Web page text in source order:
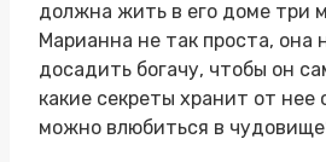
должна жить в его доме три
Марианна не так проста, она
досадить богачу, чтобы он
какие секреты хранит от нее
можно влюбиться в